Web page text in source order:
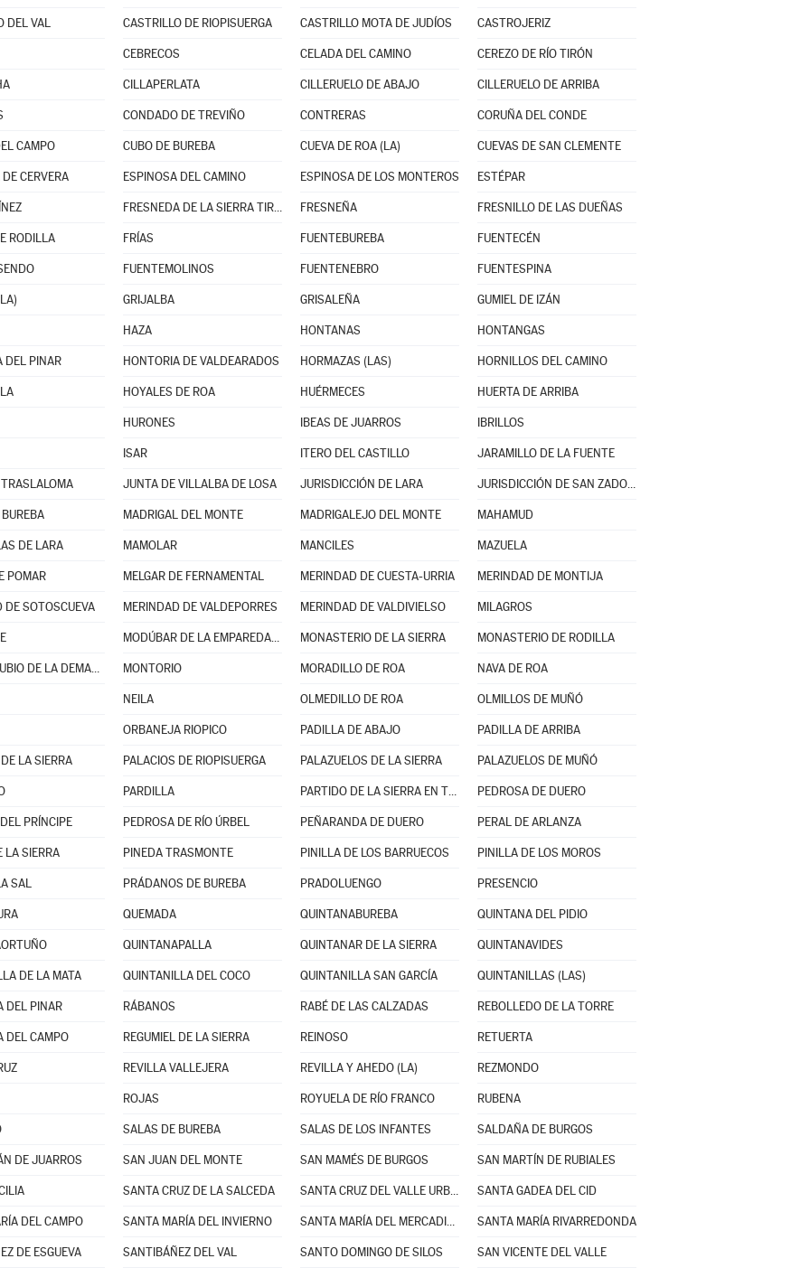
DEL VAL CASTRILLO DE RIOPISUERGA CASTRILLO MOTA DE JUDÍOS CASTROJERIZ
CEBRECOS CELADA DEL CAMINO CEREZO DE RÍO TIRÓN
CILLAPERLATA CILLERUELO DE ABAJO CILLERUELO DE ARRIBA
CONDADO DE TREVIÑO CONTRERAS CORUÑA DEL CONDE
CAMPO CUBO DE BUREBA CUEVA DE ROA (LA) CUEVAS DE SAN CLEMENTE
CERVERA ESPINOSA DEL CAMINO ESPINOSA DE LOS MONTEROS ESTÉPAR
FRESNEDA DE LA SIERRA TIRÓN FRESNEÑA FRESNILLO DE LAS DUEÑAS
RODILLA FRÍAS FUENTEBUREBA FUENTECÉN
FUENTEMOLINOS FUENTENEBRO FUENTESPINA
GRIJALBA GRISALEÑA GUMIEL DE IZÁN
HAZA HONTANAS HONTANGAS
DEL PINAR HONTORIA DE VALDEARADOS HORMAZAS (LAS) HORNILLOS DEL CAMINO
HOYALES DE ROA HUÉRMECES HUERTA DE ARRIBA
HURONES IBEAS DE JUARROS IBRILLOS
ISAR ITERO DEL CASTILLO JARAMILLO DE LA FUENTE
JUNTA DE VILLALBA DE LOSA JURISDICCIÓN DE LARA JURISDICCIÓN DE SAN ZADORNIL
MADRIGAL DEL MONTE MADRIGALEJO DEL MONTE MAHAMUD
DE LARA MAMOLAR MANCILES MAZUELA
POMAR MELGAR DE FERNAMENTAL MERINDAD DE CUESTA-URRIA MERINDAD DE MONTIJA
DE SOTOSCUEVA MERINDAD DE VALDEPORRES MERINDAD DE VALDIVIELSO MILAGROS
MODÚBAR DE LA EMPAREDADA MONASTERIO DE LA SIERRA MONASTERIO DE RODILLA
MONTERRUBIO DE LA DEMANDA MONTORIO MORADILLO DE ROA NAVA DE ROA
NEILA OLMEDILLO DE ROA OLMILLOS DE MUÑÓ
ORBANEJA RIOPICO PADILLA DE ABAJO PADILLA DE ARRIBA
LA SIERRA PALACIOS DE RIOPISUERGA PALAZUELOS DE LA SIERRA PALAZUELOS DE MUÑÓ
PARDILLA PARTIDO DE LA SIERRA EN TOBALINA PEDROSA DE DUERO
PRÍNCIPE PEDROSA DE RÍO ÚRBEL PEÑARANDA DE DUERO PERAL DE ARLANZA
LA SIERRA PINEDA TRASMONTE PINILLA DE LOS BARRUECOS PINILLA DE LOS MOROS
SAL PRÁDANOS DE BUREBA PRADOLUENGO PRESENCIO
QUEMADA QUINTANABUREBA QUINTANA DEL PIDIO
QUINTANAPALLA QUINTANAR DE LA SIERRA QUINTANAVIDES
DE LA MATA QUINTANILLA DEL COCO QUINTANILLA SAN GARCÍA QUINTANILLAS (LAS)
DEL PINAR RÁBANOS RABÉ DE LAS CALZADAS REBOLLEDO DE LA TORRE
DEL CAMPO REGUMIEL DE LA SIERRA REINOSO RETUERTA
REVILLA VALLEJERA REVILLA Y AHEDO (LA) REZMONDO
ROJAS ROYUELA DE RÍO FRANCO RUBENA
SALAS DE BUREBA SALAS DE LOS INFANTES SALDAÑA DE BURGOS
DE JUARROS SAN JUAN DEL MONTE SAN MAMÉS DE BURGOS SAN MARTÍN DE RUBIALES
SANTA CRUZ DE LA SALCEDA SANTA CRUZ DEL VALLE URBIÓN SANTA GADEA DEL CID
DEL CAMPO SANTA MARÍA DEL INVIERNO SANTA MARÍA DEL MERCADILLO SANTA MARÍA RIVARREDONDA
DE ESGUEVA SANTIBÁÑEZ DEL VAL SANTO DOMINGO DE SILOS SAN VICENTE DEL VALLE